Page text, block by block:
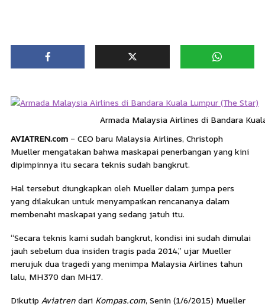
Armada Malaysia Airlines di Bandara
AVIATREN.com – CEO baru Malaysia Airlines, Christoph
Mueller mengatakan bahwa maskapai penerbangan yang kini
dipimpinnya itu secara teknis sudah bangkrut.
Hal tersebut diungkapkan oleh Mueller dalam jumpa pers
yang dilakukan untuk menyampaikan rencananya dalam
membenahi maskapai yang sedang jatuh itu.
“Secara teknis kami sudah bangkrut, kondisi ini sudah dimulai
jauh sebelum dua insiden tragis pada 2014,” ujar Mueller
merujuk dua tragedi yang menimpa Malaysia Airlines tahun
lalu, MH370 dan MH17.
Dikutip Aviatren dari Kompas.com, Senin (1/6/2015) Mueller